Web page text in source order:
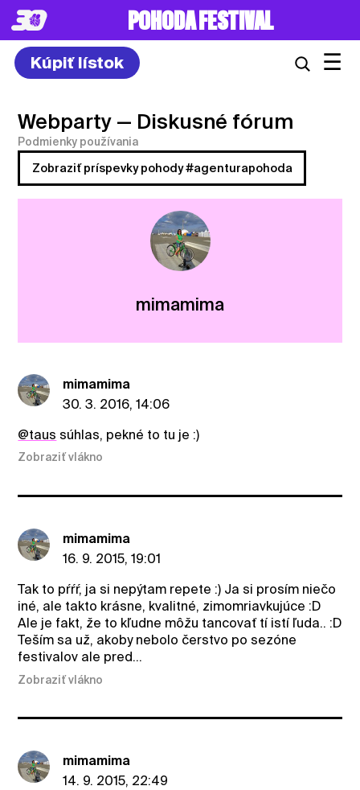
POHODA FESTIVAL
Kúpiť lístok ☰
Webparty — Diskusné fórum
Podmienky používania
Zobraziť príspevky pohody #agenturapohoda
mimamima
mimamima
30. 3. 2016, 14:06
@taus súhlas, pekné to tu je :)
Zobraziť vlákno
mimamima
16. 9. 2015, 19:01
Tak to pŕŕŕ, ja si nepýtam repete :) Ja si prosím niečo
iné, ale takto krásne, kvalitné, zimomriavkujúce :D
Ale je fakt, že to kľudne môžu tancovať tí istí ľuda.. :D
Teším sa už, akoby nebolo čerstvo po sezóne
festivalov ale pred...
Zobraziť vlákno
mimamima
14. 9. 2015, 22:49